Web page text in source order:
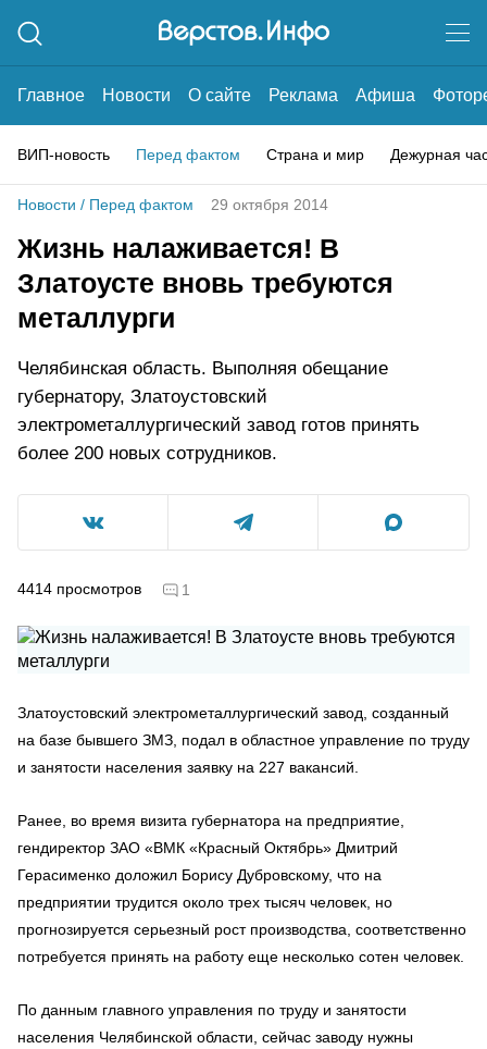
Главное Новости О сайте Реклама Афиша
ВИП-новость Перед фактом Страна и мир Дежурная
Новости / Перед фактом 29 октября 2014
Жизнь налаживается! В
Златоусте вновь требуются
металлурги
Челябинская область. Выполняя обещание
губернатору, Златоустовский
электрометаллургический завод готов принять
более 200 новых сотрудников.
4414 просмотров 1
Златоустовский электрометаллургический завод, созданный
на базе бывшего ЗМЗ, подал в областное управление по труду
и занятости населения заявку на 227 вакансий.
Ранее, во время визита губернатора на предприятие,
гендиректор ЗАО «ВМК «Красный Октябрь» Дмитрий
Герасименко доложил Борису Дубровскому, что на
предприятии трудится около трех тысяч человек, но
прогнозируется серьезный рост производства, соответственно
потребуется принять на работу еще несколько сотен человек.
По данным главного управления по труду и занятости
населения Челябинской области, сейчас заводу нужны